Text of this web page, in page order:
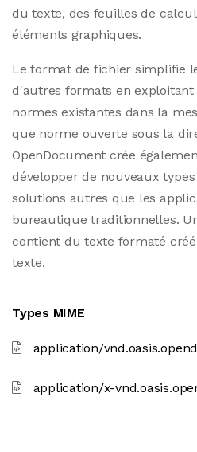
du texte, des feuilles de
éléments graphiques.
Le format de fichier simplifie
d'autres formats en
normes existantes dans la
que norme ouverte sous la
OpenDocument crée
développer de nouveaux
solutions autres que les
bureautique traditionnelles.
contient du texte formaté
texte.
Types MIME
application/
application/x-